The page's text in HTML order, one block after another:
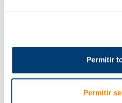
Permitir
Permitir
Tel.22 605 22 50. email:
Cursos